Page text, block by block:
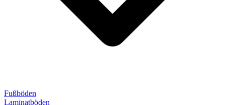
Fußböden
Laminatböden